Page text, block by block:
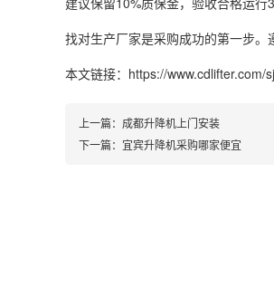
找对生产厂家是采购成功的第一步。
本文链接：https://www.cdlifter.com/
上一篇： 成都升降机上门安装
下一篇： 宜宾升降机采购哪家便宜